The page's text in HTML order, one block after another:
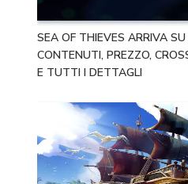
SEA OF THIEVES ARRIVA
CONTENUTI, PREZZO,
E TUTTI I DETTAGLI